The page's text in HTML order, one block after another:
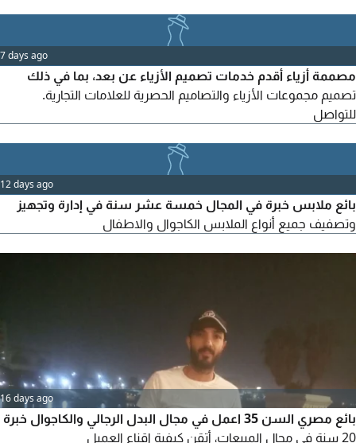
7 days ago
مصممة أزياء أقدم خدمات تصميم الأزياء عن بعد، بما في ذلك
تصميم مجموعات الأزياء والتصاميم الحصرية للعلامات التجارية.
للتواصل
12 days ago
بائع ملابس خبرة في المجال خمسة عشر سنة في إدارة وتجهيز
وتصفيف جميع أنواع الملابس الكاجوال والاطفال
16 days ago
بائع مصري السن 35 اعمل في مجال البدل الرجالي والكاجوال خبرة
20 سنة في مجال المبيعات، أتقن كيفية اقناع العميل